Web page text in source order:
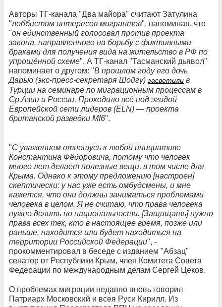
Авторы ТГ-канала "Два майора" считают Затулина
"лоббистом интересов мигрантов", напоминая, что
"он единственный голосовал против проекта
закона, направленного на борьбу с фиктивными
браками для получения вида на жительство в РФ по
упрощённой схеме". А ТГ-канал "Тасманский дьявол"
напоминает о другом: "В прошлом году его дочь
Дарью (экс-пресс-секретаря Шойгу) засветили в
Турции на семинаре по миграционным процессам в
Ср.Азии и России. Проходило всё под эгидой
Европейской сети лидеров (ELN) — проекта
британской разведки MI6".
"С уважением отношусь к любой инициативе
Константина Фёдоровича, потому что человек
много лет делает полезные вещи, в том числе для
Крыма. Однако к этому предложению [настроен]
скептически: у нас уже есть омбудсмены, и мне
кажется, что они должны заниматься проблемами
человека в целом. Я не считаю, что права человека
нужно делить по национальности. [Защищать] нужно
права всех тех, кто в настоящее время, позже или
раньше, находится или будет находиться на
территории Российской Федерации", -
прокомментировал в беседе с изданием "Абзац"
сенатор от Республики Крым, член Комитета Совета
Федерации по международным делам Сергей Цеков.
О проблемах миграции недавно вновь говорил
Патриарх Московский и всея Руси Кирилл. Из